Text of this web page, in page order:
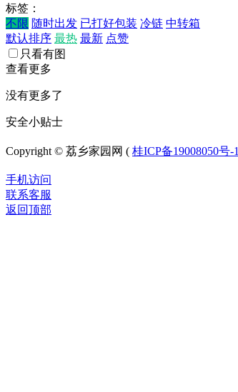
标签：
不限 随时出发 已打好包装 冷链 中转箱
默认排序 最热 最新 点赞
只看有图
查看更多
没有更多了
安全小贴士
Copyright © 荔乡家园网 ( 桂ICP备19008050号-1
手机访问
联系客服
返回顶部